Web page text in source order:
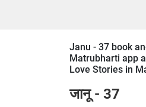
Janu - 37 book
Matrubharti app
Love Stories in
जानू - 37